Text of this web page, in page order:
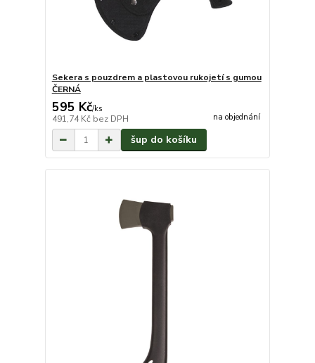
Sekera s pouzdrem a plastovou rukojetí s gumou
ČERNÁ
595 Kč/ks
491,74 Kč bez DPH na objednání
šup do košíku